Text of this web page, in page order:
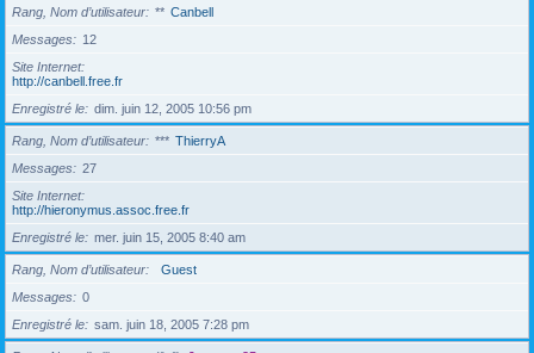
Rang, Nom d’utilisateur ** Canbell
Messages
12
Site Internet
http://canbell.free.fr
Enregistré le
dim. juin 12, 2005 10:56 pm
Rang, Nom d’utilisateur *** ThierryA
Messages
27
Site Internet
http://hieronymus.assoc.free.fr
Enregistré le
mer. juin 15, 2005 8:40 am
Rang, Nom d’utilisateur
Guest
Messages
0
Enregistré le
sam. juin 18, 2005 7:28 pm